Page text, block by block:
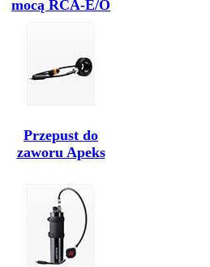
mocą RCA-E/O
Przepust do
zaworu Apeks